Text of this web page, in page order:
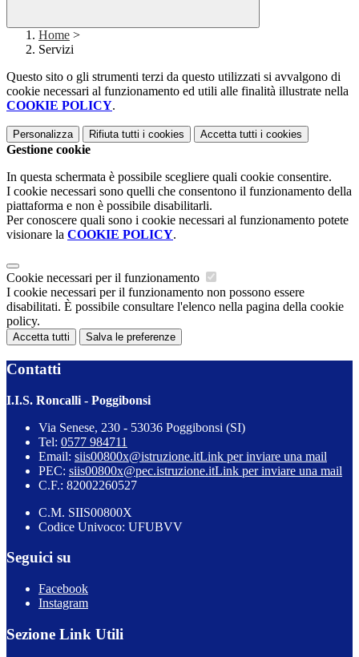
Home >
Servizi
Questo sito o gli strumenti terzi da questo utilizzati si avvalgono di
cookie necessari al funzionamento ed utili alle finalità illustrate nella
COOKIE POLICY.
Personalizza Rifiuta tutti i cookies Accetta tutti i cookies
Gestione cookie
In questa schermata è possibile scegliere quali cookie consentire.
I cookie necessari sono quelli che consentono il funzionamento della
piattaforma e non è possibile disabilitarli.
Per conoscere quali sono i cookie necessari al funzionamento potete
visionare la COOKIE POLICY.
Cookie necessari per il funzionamento
I cookie necessari per il funzionamento non possono essere
disabilitati. È possibile consultare l'elenco nella pagina della cookie
policy.
Accetta tutti Salva le preferenze
Contatti
I.I.S. Roncalli - Poggibonsi
Via Senese, 230 - 53036 Poggibonsi (SI)
Tel: 0577 984711
Email: siis00800x@istruzione.itLink per inviare una mail
PEC: siis00800x@pec.istruzione.itLink per inviare una mail
C.F.: 82002260527
C.M. SIIS00800X
Codice Univoco: UFUBVV
Seguici su
Facebook
Instagram
Sezione Link Utili